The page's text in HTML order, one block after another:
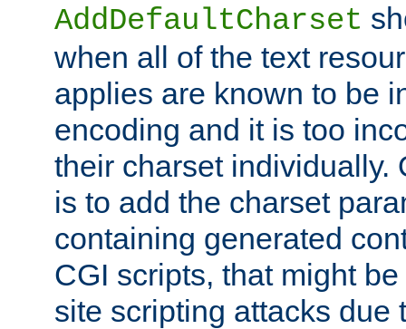
AddDefaultCharset
when all of the text
applies are known to be
encoding and it is too
their charset individually.
is to add the charset
containing generated
CGI scripts, that might
site scripting attacks due